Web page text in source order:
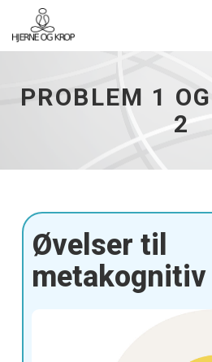
Problem
problem
PROBLEM 1
2
Øvelser til